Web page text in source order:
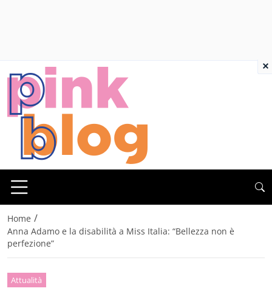
Home /
Anna Adamo e la disabilità a Miss Italia: “Bellezza non è
perfezione”
Attualità
×